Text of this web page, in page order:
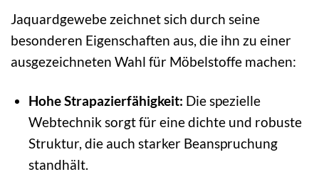
Jaquardgewebe zeichnet sich durch seine
besonderen Eigenschaften aus, die ihn zu einer
ausgezeichneten Wahl für Möbelstoffe machen:
Hohe Strapazierfähigkeit: Die spezielle
Webtechnik sorgt für eine dichte und robuste
Struktur, die auch starker Beanspruchung
standhält.